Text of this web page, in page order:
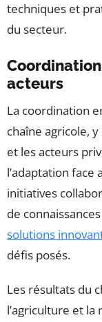
techniques et
du secteur.
acteurs
La coordination
chaîne agricole,
et les acteurs
l’adaptation face
initiatives
de
solutions
défis posés.
Les résultats du
l’agriculture et la